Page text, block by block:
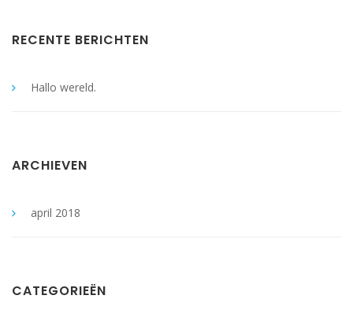
RECENTE BERICHTEN
Hallo wereld.
ARCHIEVEN
april 2018
CATEGORIEËN